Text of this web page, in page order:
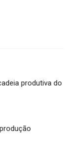
produtiva do